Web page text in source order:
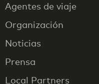
Agentes de viaje
Organización
Noticias
Prensa
Local Partners